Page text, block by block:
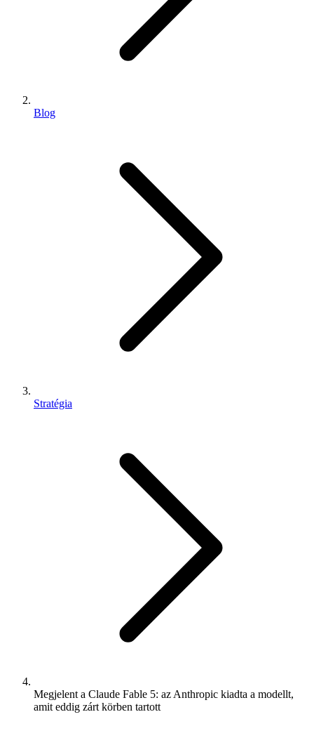
Blog
Stratégia
Megjelent a Claude Fable 5: az Anthropic kiadta a modellt,
amit eddig zárt körben tartott